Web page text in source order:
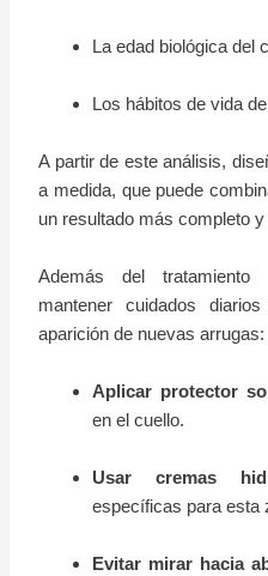
La edad biológica del
Los hábitos de vida
A partir de este análisis,
a medida, que puede
un resultado más completo y
Además del
mantener cuidados
aparición de nuevas arrugas:
Aplicar protector
en el cuello.
Usar cremas
específicas para esta
Evitar mirar hacia